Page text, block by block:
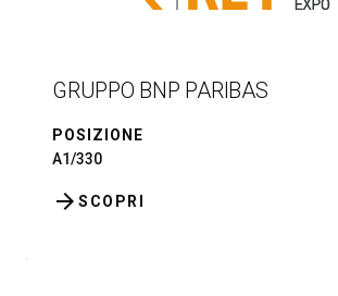
GRUPPO BNP PARIBAS
POSIZIONE
A1/330
SCOPRI
arrow_forward